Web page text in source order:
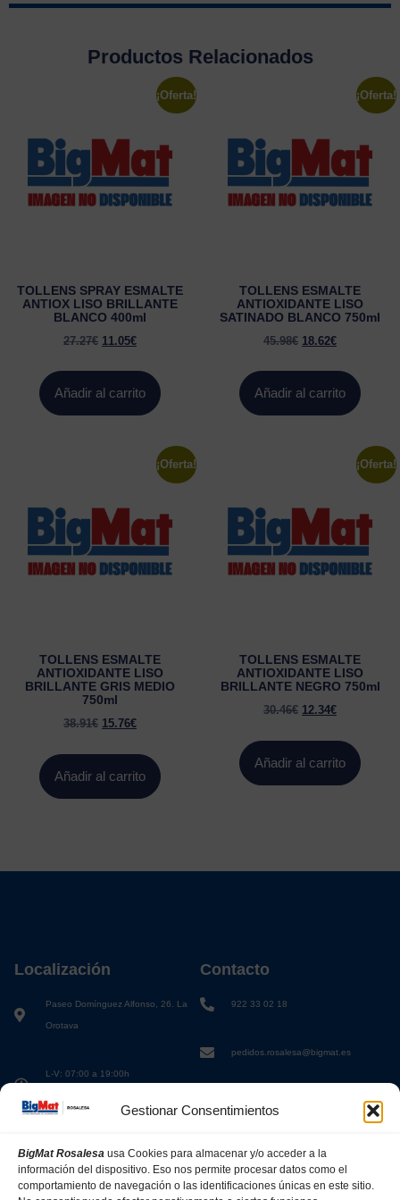
Gestionar Consentimientos
BigMat Rosalesa usa Cookies para almacenar y/o acceder a la
información del dispositivo. Eso nos permite procesar datos como el
comportamiento de navegación o las identificaciones únicas en este sitio.
Productos Relacionados
¡Oferta!
TOLLENS SPRAY ESMALTE
ANTIOX LISO BRILLANTE
BLANCO 400ml
27.27€ 11.05€
Añadir al carrito
¡Oferta!
TOLLENS ESMALTE
ANTIOXIDANTE LISO
SATINADO BLANCO 750ml
45.98€ 18.62€
Añadir al carrito
¡Oferta!
TOLLENS ESMALTE
ANTIOXIDANTE LISO
BRILLANTE GRIS MEDIO
750ml
38.91€ 15.76€
Añadir al carrito
¡Oferta!
TOLLENS ESMALTE
ANTIOXIDANTE LISO
BRILLANTE NEGRO 750ml
30.46€ 12.34€
Añadir al carrito
Localización
Paseo Domínguez Alfonso, 26. La
Orotava
L-V: 07:00 a 19:00h
Contacto
922 33 02 18
pedidos.rosalesa@bigmat.es